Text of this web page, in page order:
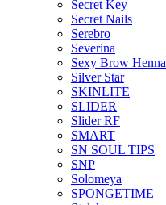
Secret Key
Secret Nails
Serebro
Severina
Sexy Brow Henna
Silver Star
SKINLITE
SLIDER
Slider RF
SMART
SN SOUL TIPS
SNP
Solomeya
SPONGETIME